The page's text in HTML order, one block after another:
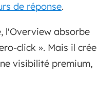
de réponse.
l'Overview absorbe
click ». Mais il crée
visibilité premium,